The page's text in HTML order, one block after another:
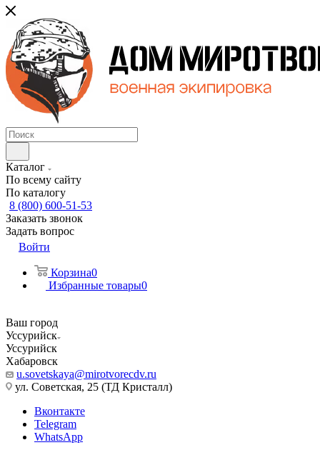
Каталог
По всему сайту
По каталогу
8 (800) 600-51-53
Заказать звонок
Задать вопрос
Войти
Корзина0
Избранные товары0
Ваш город
Уссурийск
Уссурийск
Хабаровск
u.sovetskaya@mirotvorecdv.ru
ул. Советская, 25 (ТД Кристалл)
Вконтакте
Telegram
WhatsApp